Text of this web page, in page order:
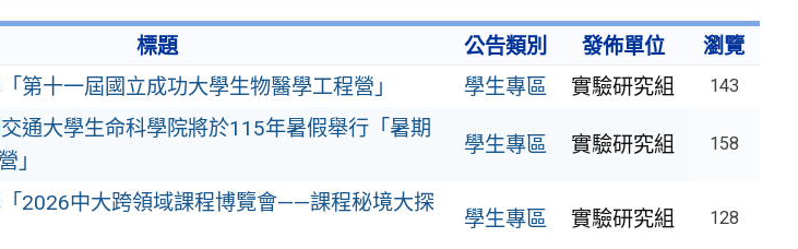
標題 公告類別 發佈單位
瀏覽
第十一屆國立成功大學生物醫學工程營」 學生專區 實驗研究組 143
通大學生命科學院將於115年暑假舉行「暑期
」
學生專區 實驗研究組 158
2026中大跨領域課程博覽會——課程秘境大探
學生專區 實驗研究組 128